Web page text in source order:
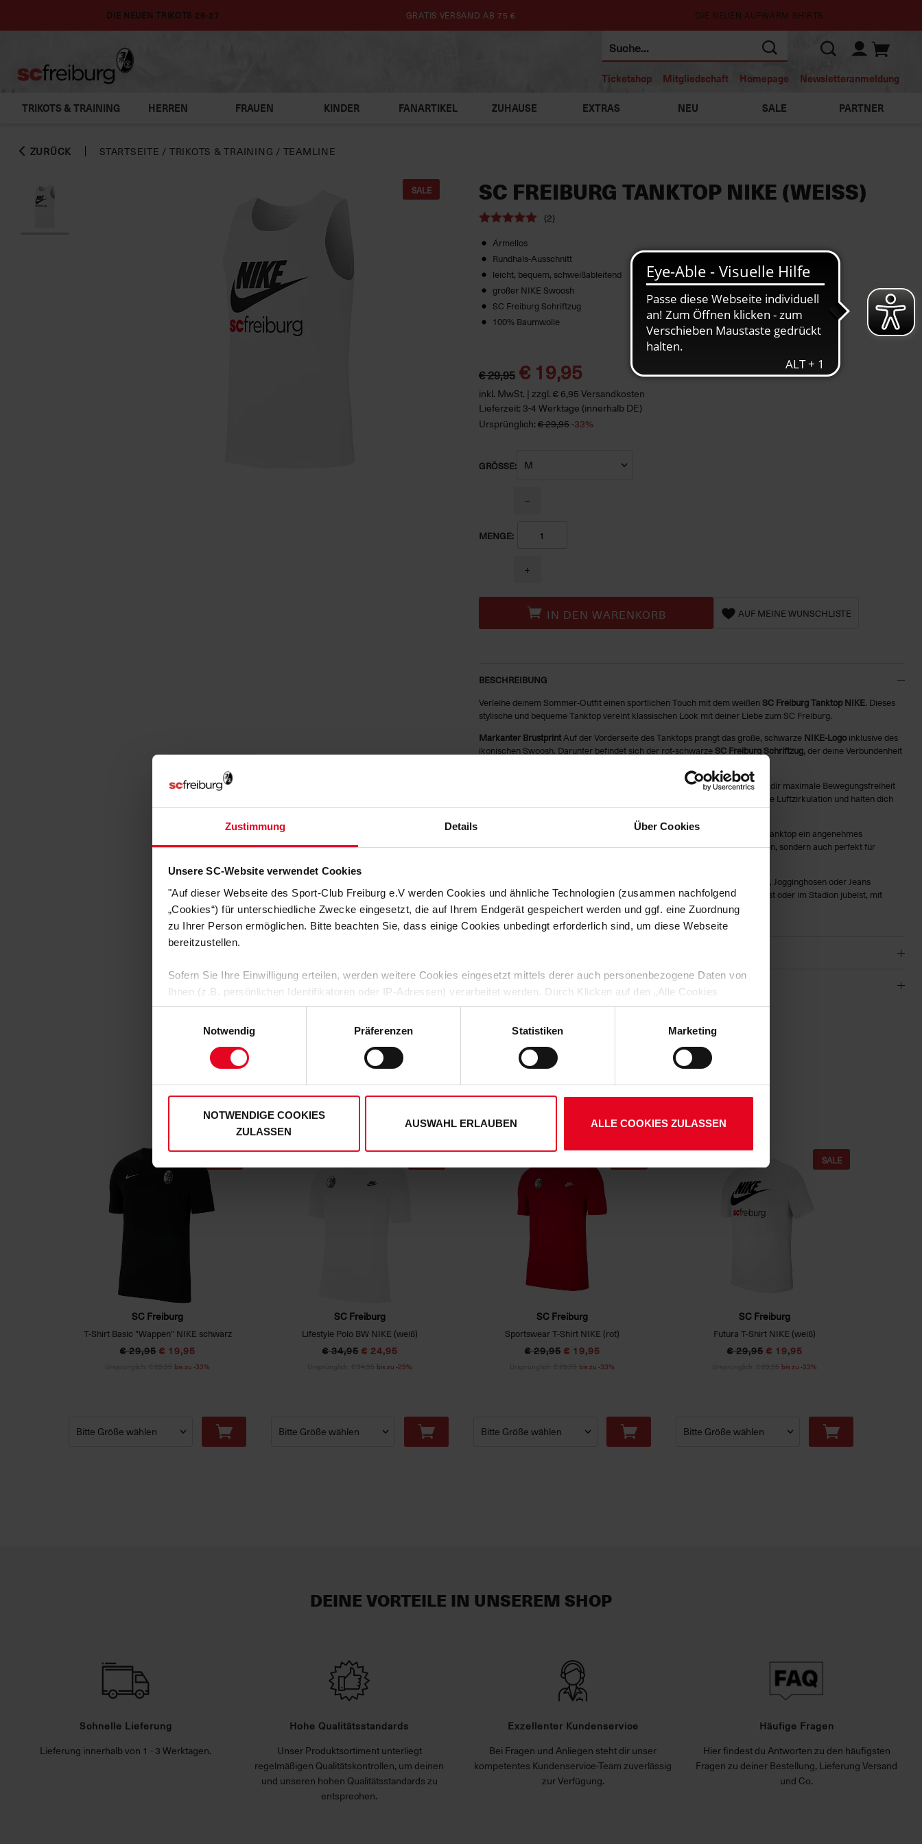
Zustimmung Details Über Cookies
Unsere SC-Website verwendet Cookies
"Auf dieser Webseite des Sport-Club Freiburg e.V werden Cookies und ähnliche Technologien (zusammen nachfolgend
„Cookies“) für unterschiedliche Zwecke eingesetzt, die auf Ihrem Endgerät gespeichert werden und ggf. eine Zuordnung
zu Ihrer Person ermöglichen. Bitte beachten Sie, dass einige Cookies unbedingt erforderlich sind, um diese Webseite
bereitzustellen.
Sofern Sie Ihre Einwilligung erteilen, werden weitere Cookies eingesetzt mittels derer auch personenbezogene Daten von
Ihnen (z.B. persönlichen Identifikatoren oder IP-Adressen) verarbeitet werden. Durch Klicken auf den „Alle Cookies
zulassen“-Button stimmen Sie der Speicherung aller aufgeführten Cookies und der entsprechenden Verarbeitung Ihrer
personenbezogenen Daten für die unten jeweils angegebene Zwecke gem. § 25 Abs. 1 TDDDG, Art. 6 Abs. 1 lit. a DSGVO
Soweit Sie „Notwendige Cookies“ auswählen, werden nur unbedingt erforderliche Cookies eingesetzt. Ihre etwaig erteilten
Notwendig
Präferenzen Statistiken Marketing
NOTWENDIGE COOKIES
ZULASSEN
AUSWAHL ERLAUBEN ALLE COOKIES ZULASSEN
DIE NEUEN TRIKOTS 26-27 GRATIS VERSAND AB 75 € DIE NEUEN AUFWÄRM SHIRTS
Ticketshop Mitgliedschaft Homepage Newsletteranmeldung
TRIKOTS & TRAINING HERREN FRAUEN KINDER FANARTIKEL ZUHAUSE EXTRAS NEU SALE PARTNER
ZURÜCK STARTSEITE / TRIKOTS & TRAINING / TEAMLINE
SALE SC FREIBURG TANKTOP NIKE (WEISS)
(2)
Ärmellos
Rundhals-Ausschnitt
leicht, bequem, schweißableitend
großer NIKE Swoosh
SC Freiburg Schriftzug
100% Baumwolle
€ 29,95 € 19,95
inkl. MwSt. | zzgl. € 6,95 Versandkosten
Lieferzeit: 3-4 Werktage (innerhalb DE)
Ursprünglich:€ 29,95-33%
GRÖSSE:
MENGE:
−
+
IN DEN WARENKORB AUF MEINE WUNSCHLISTE
BESCHREIBUNG
Verleihe deinem Sommer-Outfit einen sportlichen Touch mit dem weißen SC Freiburg Tanktop NIKE. Dieses
stylische und bequeme Tanktop vereint klassischen Look mit deiner Liebe zum SC Freiburg.
Markanter BrustprintAuf der Vorderseite des Tanktops prangt das große, schwarze NIKE-Logoinklusive des
ikonischen Swoosh. Darunter befindet sich der rot-schwarze SC Freiburg Schriftzug, der deine Verbundenheit
Das Tanktop ist in einer lockeren Passform gestaltet, die dir maximale Bewegungsfreiheit
bietet. Der ärmellose Schnitt und das leichte Material sorgen für angenehme Luftzirkulation und halten dich
auch an heißen Tagen kühl.
Gefertigt aus hochwertiger Baumwolle, bietet das Tanktop ein angenehmes
Tragegefühl und Langlebigkeit. Es ist nicht nur ideal für sportliche Aktivitäten, sondern auch perfekt für
Dieses weiße Tanktop lässt sich mühelos mit Shorts, Jogginghosen oder Jeans
kombinieren. Egal, ob du zum Training gehst, einen Tag am Strand verbringst oder im Stadion jubelst, mit
diesem Tanktop bist du immer passend gekleidet.
KUNDENBEWERTUNGEN (2)
DAS KÖNNTE DIR AUCH GEFALLEN
SC Freiburg
T-Shirt Basic "Wappen" NIKE schwarz
€ 29,95 € 19,95
bis zu -33%
SC Freiburg
Lifestyle Polo BW NIKE (weiß)
€ 34,95 € 24,95
bis zu -29%
SC Freiburg
Sportswear T-Shirt NIKE (rot)
€ 29,95 € 19,95
bis zu -33%
SC Freiburg
Futura T-Shirt NIKE (weiß)
€ 29,95 € 19,95
bis zu -33%
SALE
DEINE VORTEILE IN UNSEREM SHOP
Schnelle Lieferung
Lieferung innerhalb von 1 - 3 Werktagen.
Hohe Qualitätsstandards
Unser Produktsortiment unterliegt
regelmäßigen Qualitätskontrollen, um deinen
und unseren hohen Qualitätsstandards zu
entsprechen.
Exzellenter Kundenservice
Bei Fragen und Anliegen steht dir unser
kompetentes Kundenservice-Team zuverlässig
zur Verfügung.
Häufige Fragen
Hier findest du Antworten zu den häufigsten
Fragen zu deiner Bestellung, Lieferung Versand
und Co.